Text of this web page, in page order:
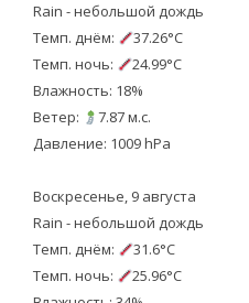
Rain - небольшой дождь
Темп. днём:
37.26°C
Темп. ночь:
24.99°C
Влажность: 18%
Ветер:
7.87 м.с.
Давление: 1009 hPa
Воскресенье, 9 августа
Rain - небольшой дождь
Темп. днём:
31.6°C
Темп. ночь:
25.96°C